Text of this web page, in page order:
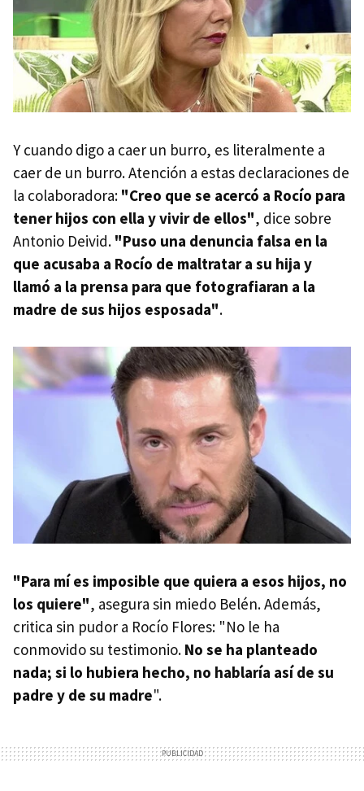
Y cuando digo a caer un burro, es literalmente a
caer de un burro. Atención a estas declaraciones de
la colaboradora: "Creo que se acercó a Rocío para
tener hijos con ella y vivir de ellos", dice sobre
Antonio Deivid. "Puso una denuncia falsa en la
que acusaba a Rocío de maltratar a su hija y
llamó a la prensa para que fotografiaran a la
madre de sus hijos esposada".
"Para mí es imposible que quiera a esos hijos, no
los quiere", asegura sin miedo Belén. Además,
critica sin pudor a Rocío Flores: "No le ha
conmovido su testimonio. No se ha planteado
nada; si lo hubiera hecho, no hablaría así de su
padre y de su madre".